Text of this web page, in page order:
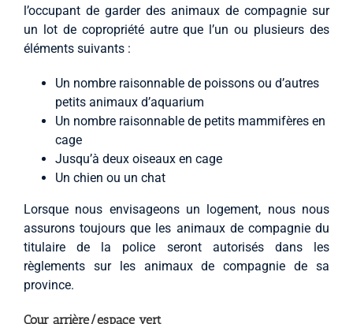
l’occupant de garder des animaux de compagnie sur
un lot de copropriété autre que l’un ou plusieurs des
éléments suivants :
Un nombre raisonnable de poissons ou d’autres
petits animaux d’aquarium
Un nombre raisonnable de petits mammifères en
cage
Jusqu’à deux oiseaux en cage
Un chien ou un chat
Lorsque nous envisageons un logement, nous nous
assurons toujours que les animaux de compagnie du
titulaire de la police seront autorisés dans les
règlements sur les animaux de compagnie de sa
province.
Cour arrière/espace vert